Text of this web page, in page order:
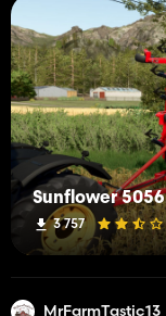
Sunflower 5056
3 757
MrFarmTastic13